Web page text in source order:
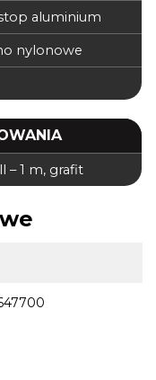
aluminium
nylonowe
– 1 m, grafit